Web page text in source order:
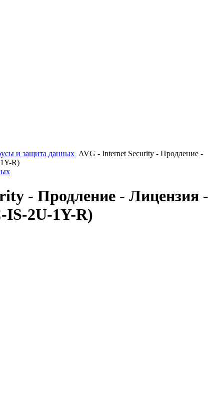
и защита данных AVG - Internet Security - Продление -
R)
- Продление - Лицензия -
IS-2U-1Y-R)